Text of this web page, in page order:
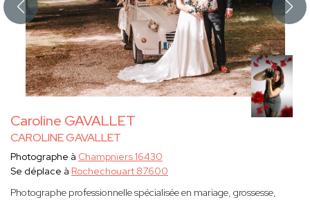
Caroline GAVALLET
CAROLINE GAVALLET
Photographe à Champniers 16430
Se déplace à Rochechouart 87600
Photographe professionnelle spécialisée en mariage, grossesse,